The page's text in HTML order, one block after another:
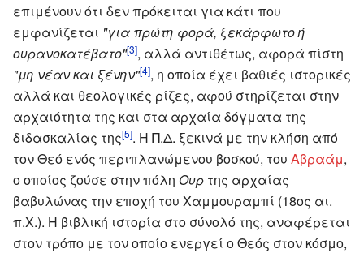
επιμένουν ότι δεν πρόκειται για κάτι που
εμφανίζεται "για πρώτη φορά, ξεκάρφωτο ή
ουρανοκατέβατο"[3], αλλά αντιθέτως, αφορά πίστη
"μη νέαν και ξένην"[4], η οποία έχει βαθιές ιστορικές
αλλά και θεολογικές ρίζες, αφού στηρίζεται στην
αρχαιότητα της και στα αρχαία δόγματα της
διδασκαλίας της[5]. Η Π.Δ. ξεκινά με την κλήση από
τον Θεό ενός περιπλανώμενου βοσκού, του Αβραάμ,
ο οποίος ζούσε στην πόλη Ουρ της αρχαίας
βαβυλώνας την εποχή του Χαμμουραμπί (18ος αι.
π.Χ.). Η βιβλική ιστορία στο σύνολό της, αναφέρεται
στον τρόπο με τον οποίο ενεργεί ο Θεός στον κόσμο,